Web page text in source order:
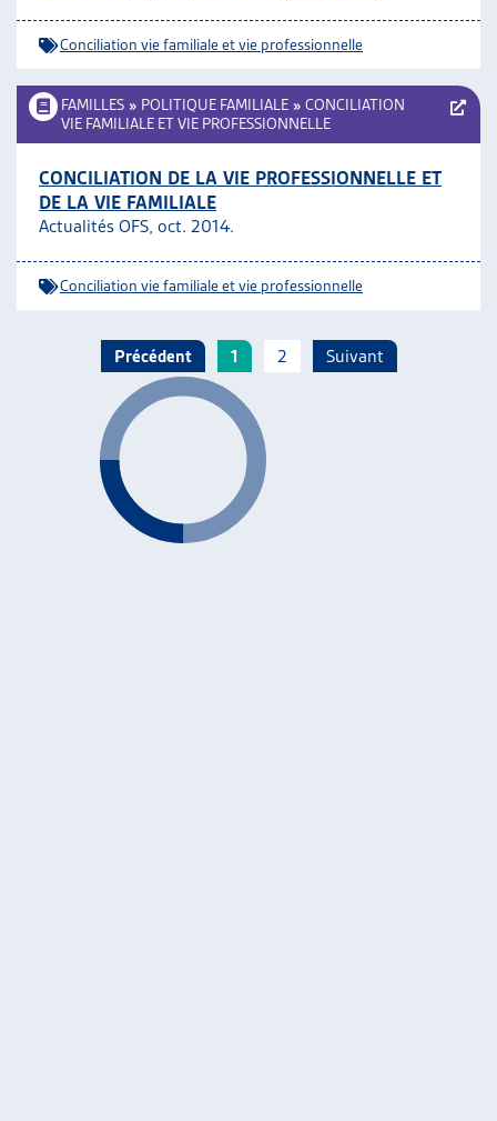
Conciliation vie familiale et vie professionnelle
FAMILLES » POLITIQUE FAMILIALE » CONCILIATION
VIE FAMILIALE ET VIE PROFESSIONNELLE
CONCILIATION DE LA VIE PROFESSIONNELLE ET
DE LA VIE FAMILIALE
Actualités OFS, oct. 2014.
Conciliation vie familiale et vie professionnelle
Précédent 1 2 Suivant